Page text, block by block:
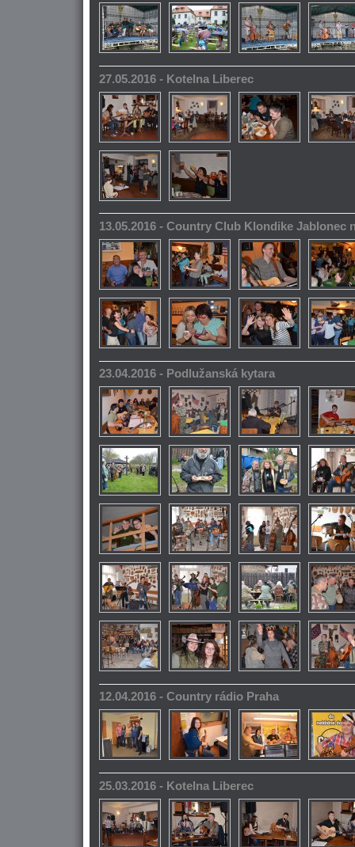
27.05.2016 - Kotelna Liberec
13.05.2016 - Country Club Klondike Jablonec
23.04.2016 - Podlužanská kytara
12.04.2016 - Country rádio Praha
25.03.2016 - Kotelna Liberec